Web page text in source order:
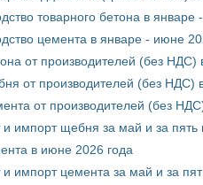
товарного бетона в январе
цемента в январе - июне
от производителей (без НДС)
от производителей (без НДС)
от производителей (без
и импорт щебня за май и за
в июне 2026 года
и импорт цемента за май и за